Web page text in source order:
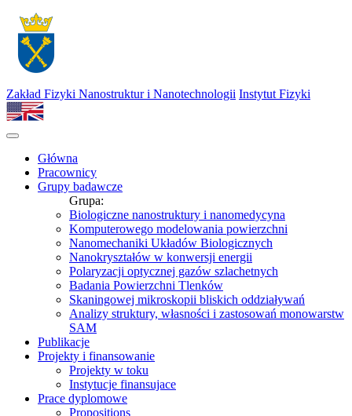
Zakład Fizyki Nanostruktur i Nanotechnologii Instytut Fizyki
Główna
Pracownicy
Grupy badawcze
Grupa:
Biologiczne nanostruktury i nanomedycyna
Komputerowego modelowania powierzchni
Nanomechaniki Układów Biologicznych
Nanokryształów w konwersji energii
Polaryzacji optycznej gazów szlachetnych
Badania Powierzchni Tlenków
Skaningowej mikroskopii bliskich oddziaływań
Analizy struktury, własności i zastosowań monowarstw
SAM
Publikacje
Projekty i finansowanie
Projekty w toku
Instytucje finansujace
Prace dyplomowe
Propositions